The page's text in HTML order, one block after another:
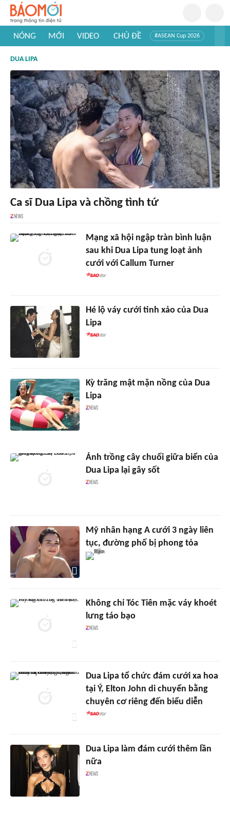
NÓNG MỚI VIDEO CHỦ ĐỀ #ASEAN Cup 2026
#Khám phá thế giới
DUA LIPA
Ca sĩ Dua Lipa và chồng tình tứ
Mạng xã hội ngập tràn bình luận
sau khi Dua Lipa tung loạt ảnh
cưới với Callum Turner
Hé lộ váy cưới tinh xảo của Dua
Lipa
Kỳ trăng mật mặn nồng của Dua
Lipa
Ảnh trồng cây chuối giữa biển của
Dua Lipa lại gây sốt
Mỹ nhân hạng A cưới 3 ngày liên
tục, đường phố bị phong tỏa
Không chỉ Tóc Tiên mặc váy khoét
lưng táo bạo
Dua Lipa tổ chức đám cưới xa hoa
tại Ý, Elton John di chuyển bằng
chuyên cơ riêng đến biểu diễn
Dua Lipa làm đám cưới thêm lần
nữa